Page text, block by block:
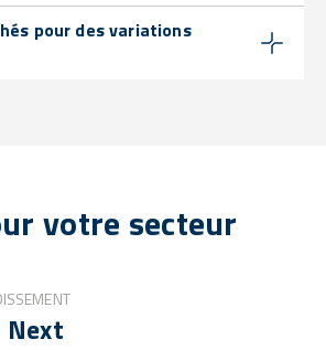
pour des variations
votre secteur